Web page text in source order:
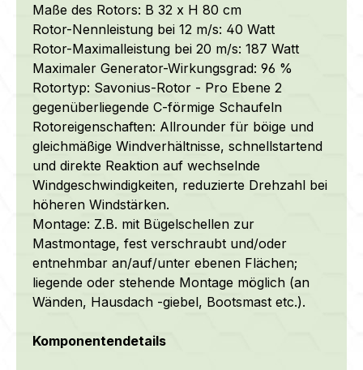
Maße des Rotors: B 32 x H 80 cm
Rotor-Nennleistung bei 12 m/s: 40 Watt
Rotor-Maximalleistung bei 20 m/s: 187 Watt
Maximaler Generator-Wirkungsgrad: 96 %
Rotortyp: Savonius-Rotor - Pro Ebene 2
gegenüberliegende C-förmige Schaufeln
Rotoreigenschaften: Allrounder für böige und
gleichmäßige Windverhältnisse, schnellstartend
und direkte Reaktion auf wechselnde
Windgeschwindigkeiten, reduzierte Drehzahl bei
höheren Windstärken.
Montage: Z.B. mit Bügelschellen zur
Mastmontage, fest verschraubt und/oder
entnehmbar an/auf/unter ebenen Flächen;
liegende oder stehende Montage möglich (an
Wänden, Hausdach -giebel, Bootsmast etc.).
Komponentendetails